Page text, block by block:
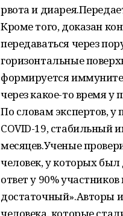
рвота и
Кроме того, доказан
передаваться через
горизонтальные
формируется
через какое-то время у
По словам экспертов,
COVID-19, стабильный
месяцев.Ученые
человек, у которых
ответ у 90%
достаточный».Авторы